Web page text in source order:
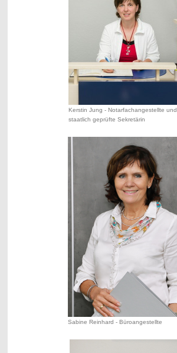
Kerstin Jung - Notarfachangestellte und
staatlich geprüfte Sekretärin
Sabine Reinhard - Büroangestellte